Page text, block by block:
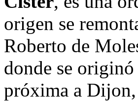
origen se
Roberto de
donde se
próxima a